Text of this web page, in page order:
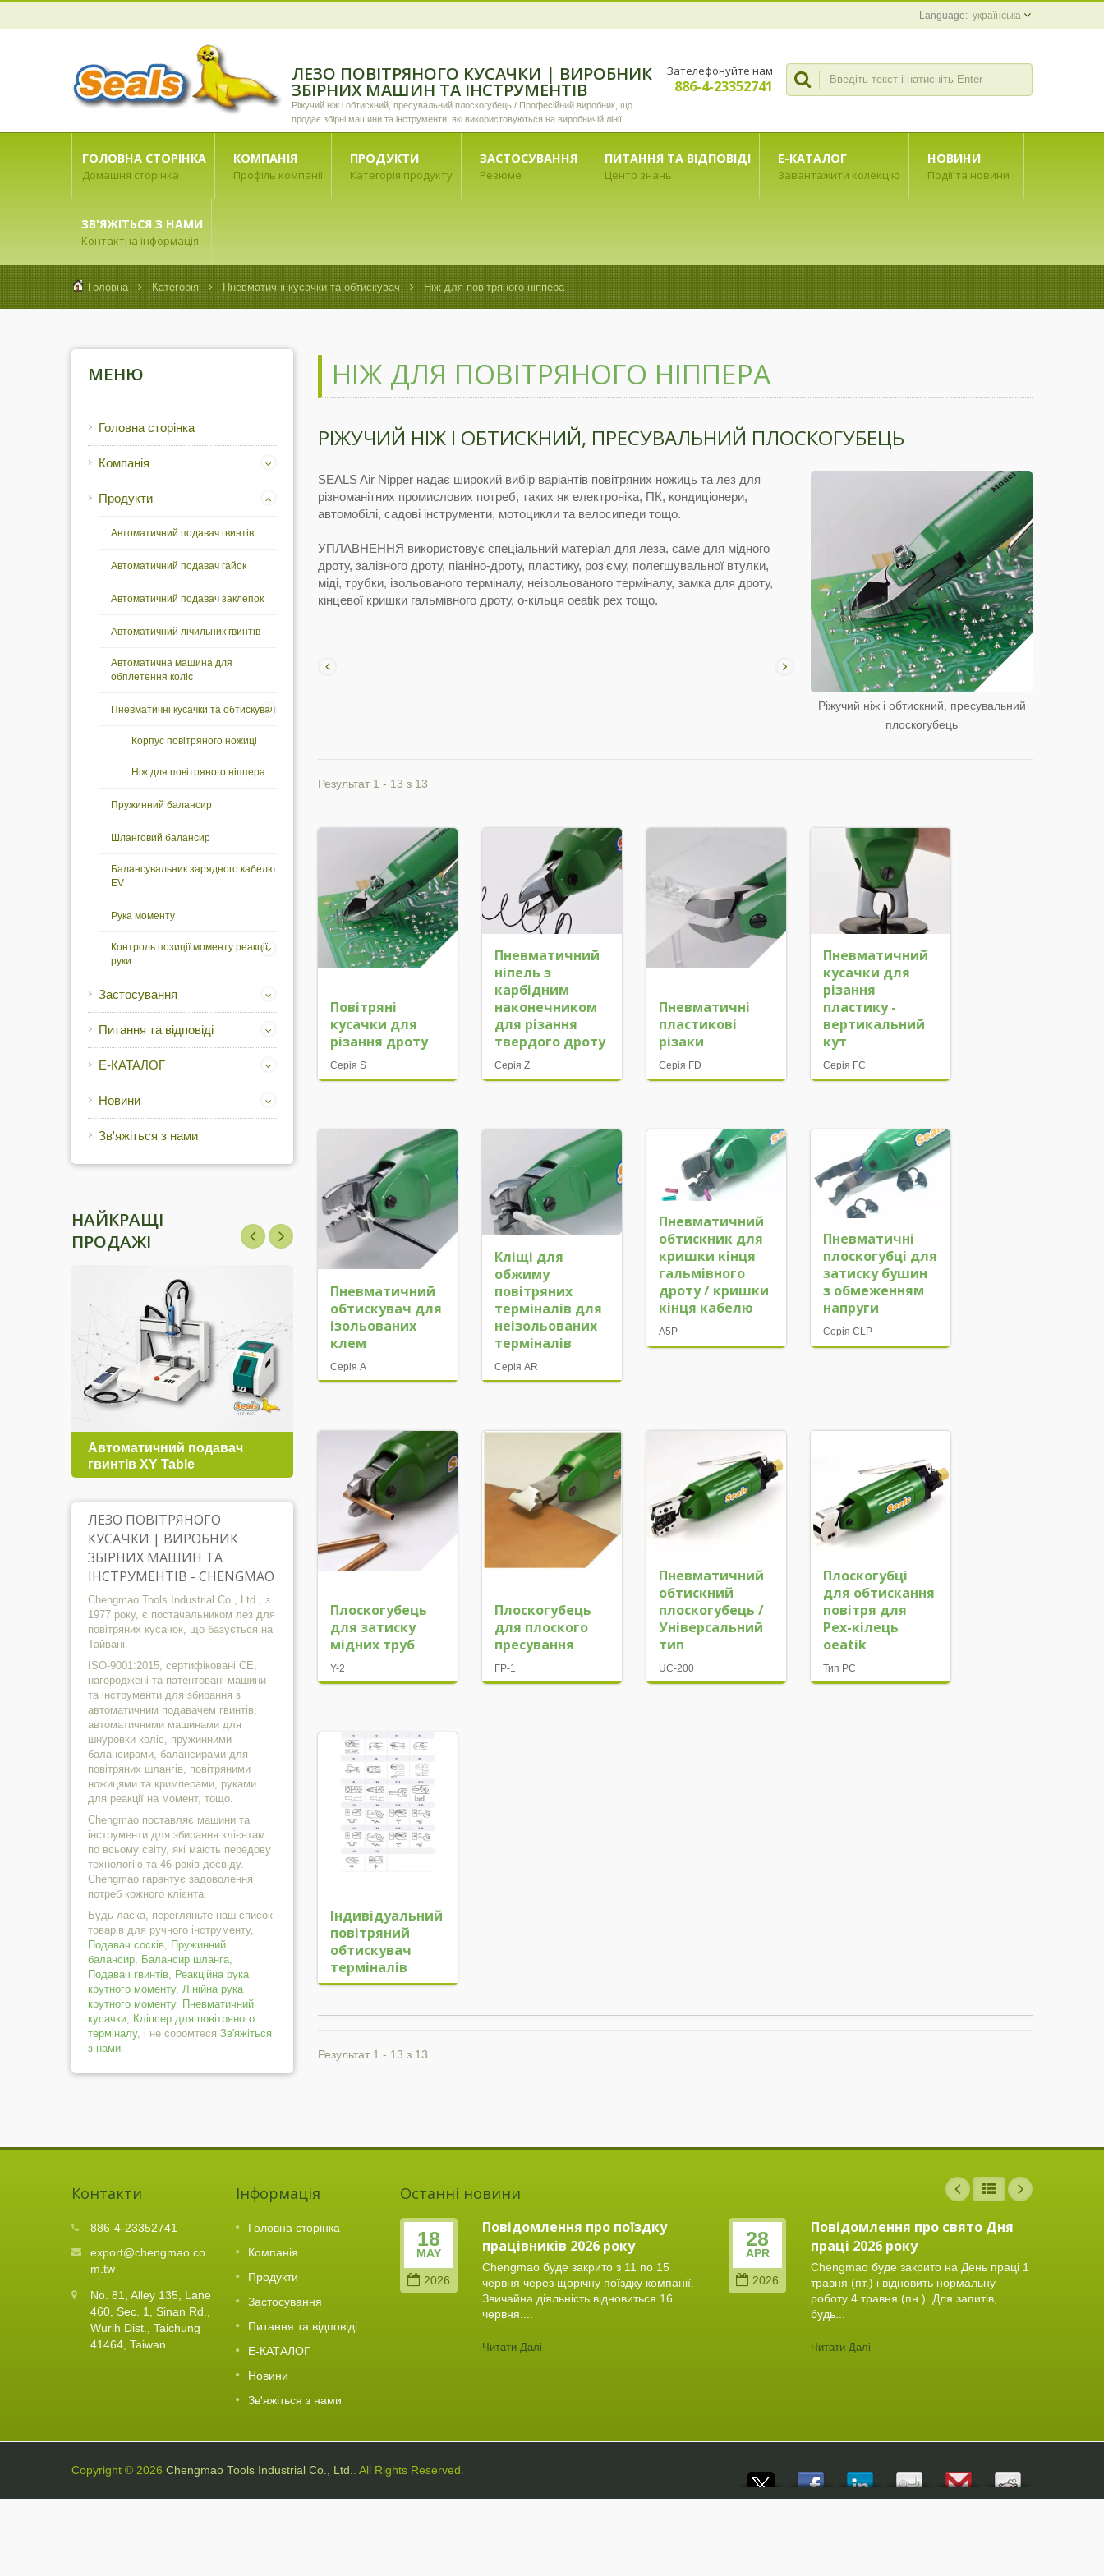
українська
ЛЕЗО ПОВІТРЯНОГО КУСАЧКИ | ВИРОБНИК
ЗБІРНИХ МАШИН ТА ІНСТРУМЕНТІВ
Ріжучий ніж і обтискний, пресувальний плоскогубець / Професійний виробник, що
продає збірні машини та інструменти, які використовуються на виробничій лінії.
Зателефонуйте нам
886-4-23352741
ГОЛОВНА СТОРІНКА
Домашня сторінка
КОМПАНІЯ
Профіль компанії
ПРОДУКТИ
Категорія продукту
ЗАСТОСУВАННЯ
Резюме
ПИТАННЯ ТА ВІДПОВІДІ
Центр знань
Е-КАТАЛОГ
Завантажити колекцію
НОВИНИ
Події та новини
ЗВ'ЯЖІТЬСЯ З НАМИ
Контактна інформація
Головна Категорія Пневматичні кусачки та обтискувач Ніж для повітряного ніппера
МЕНЮ
Головна сторінка
Компанія
Продукти
Автоматичний подавач гвинтів
Автоматичний подавач гайок
Автоматичний подавач заклепок
Автоматичний лічильник гвинтів
Автоматична машина для
обплетення коліс
Пневматичні кусачки та обтискувач
Корпус повітряного ножиці
Ніж для повітряного ніппера
Пружинний балансир
Шланговий балансир
Балансувальник зарядного кабелю
EV
Рука моменту
Контроль позиції моменту реакції
руки
Застосування
Питання та відповіді
Е-КАТАЛОГ
Новини
Зв'яжіться з нами
НАЙКРАЩІ
ПРОДАЖІ
Автоматичний подавач
гвинтів XY Table
Серія TRPC Контроль
позиції реакційного важеля
моменту
CL-A3 Цифрова система
управління
гвинтів XY Table
ЛЕЗО ПОВІТРЯНОГО
КУСАЧКИ | ВИРОБНИК
ЗБІРНИХ МАШИН ТА
ІНСТРУМЕНТІВ - CHENGMAO
Chengmao Tools Industrial Co., Ltd., з
1977 року, є постачальником лез для
повітряних кусачок, що базується на
Тайвані.
ISO-9001:2015, сертифіковані CE,
нагороджені та патентовані машини
та інструменти для збирання з
автоматичним подавачем гвинтів,
автоматичними машинами для
шнуровки коліс, пружинними
балансирами, балансирами для
повітряних шлангів, повітряними
ножицями та кримперами, руками
для реакції на момент, тощо.
Chengmao поставляє машини та
інструменти для збирання клієнтам
по всьому світу, які мають передову
технологію та 46 років досвіду.
Chengmao гарантує задоволення
потреб кожного клієнта.
Будь ласка, перегляньте наш список
товарів для ручного інструменту,
Подавач сосків, Пружинний
балансир, Балансир шланга,
Подавач гвинтів, Реакційна рука
крутного моменту, Лінійна рука
крутного моменту, Пневматичний
кусачки, Кліпсер для повітряного
терміналу, і не соромтеся Зв'яжіться
з нами.
НІЖ ДЛЯ ПОВІТРЯНОГО НІППЕРА
РІЖУЧИЙ НІЖ І ОБТИСКНИЙ, ПРЕСУВАЛЬНИЙ ПЛОСКОГУБЕЦЬ
Ріжучий ніж і обтискний, пресувальний
плоскогубець
SEALS Air Nipper надає широкий вибір варіантів повітряних ножиць та лез для
різноманітних промислових потреб, таких як електроніка, ПК, кондиціонери,
автомобілі, садові інструменти, мотоцикли та велосипеди тощо.
УПЛАВНЕННЯ використовує спеціальний матеріал для леза, саме для мідного
дроту, залізного дроту, піаніно-дроту, пластику, роз'єму, полегшувальної втулки,
міді, трубки, ізольованого терміналу, неізольованого терміналу, замка для дроту,
кінцевої кришки гальмівного дроту, о-кільця oeatik pex тощо.
Результат 1 - 13 з 13
Повітряні
кусачки для
різання дроту
Серія S
Пневматичний
ніпель з
карбідним
наконечником
для різання
твердого дроту
Серія Z
Пневматичні
пластикові
різаки
Серія FD
Пневматичний
кусачки для
різання
пластику -
вертикальний
кут
Серія FC
Пневматичний
обтискувач для
ізольованих
клем
Серія A
Кліщі для
обжиму
повітряних
терміналів для
неізольованих
терміналів
Серія AR
Пневматичний
обтискник для
кришки кінця
гальмівного
дроту / кришки
кінця кабелю
A5P
Пневматичні
плоскогубці для
затиску бушин
з обмеженням
напруги
Серія CLP
Плоскогубець
для затиску
мідних труб
Y-2
Плоскогубець
для плоского
пресування
FP-1
Пневматичний
обтискний
плоскогубець /
Універсальний
тип
UC-200
Плоскогубці
для обтискання
повітря для
Pex-кілець
oeatik
Тип PC
Індивідуальний
повітряний
обтискувач
терміналів
Результат 1 - 13 з 13
Контакти
886-4-23352741
export@chengmao.co
m.tw
No. 81, Alley 135, Lane
460, Sec. 1, Sinan Rd.,
Wurih Dist., Taichung
41464, Taiwan
Інформація
Головна сторінка
Компанія
Продукти
Застосування
Питання та відповіді
Е-КАТАЛОГ
Новини
Зв'яжіться з нами
Останні новини
10
FEB
Повідомлення про свято Lunar
18
MAY
2026
Повідомлення про поїздку
працівників 2026 року
Chengmao буде закрито з 11 по 15
червня через щорічну поїздку компанії.
Звичайна діяльність відновиться 16
червня....
Читати Далі
28
APR
2026
Повідомлення про свято Дня
праці 2026 року
Chengmao буде закрито на День праці 1
травня (пт.) і відновить нормальну
роботу 4 травня (пн.). Для запитів,
будь...
Читати Далі
Copyright © 2026 Chengmao Tools Industrial Co., Ltd.. All Rights Reserved.